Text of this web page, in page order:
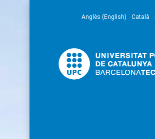
Anglès (English) Català